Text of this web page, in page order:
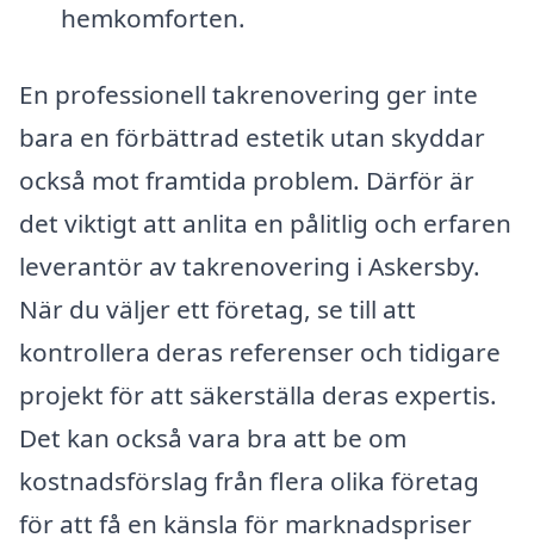
hemkomforten.
En professionell takrenovering ger inte
bara en förbättrad estetik utan skyddar
också mot framtida problem. Därför är
det viktigt att anlita en pålitlig och erfaren
leverantör av takrenovering i Askersby.
När du väljer ett företag, se till att
kontrollera deras referenser och tidigare
projekt för att säkerställa deras expertis.
Det kan också vara bra att be om
kostnadsförslag från flera olika företag
för att få en känsla för marknadspriser